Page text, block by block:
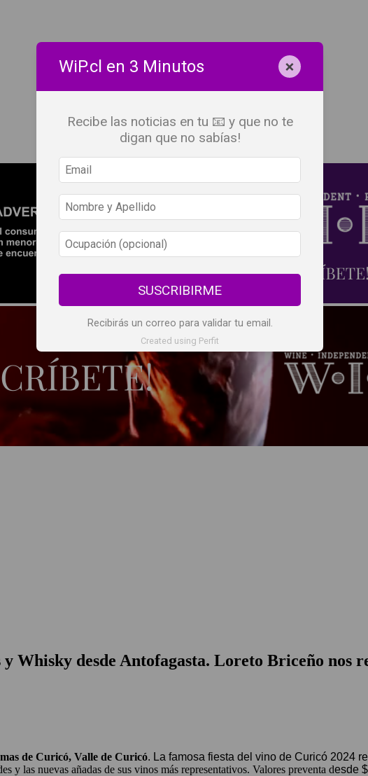
y Whisky desde Antofagasta. Loreto Briceño nos
de Curicó, Valle de Curicó. La famosa fiesta del vino de Curicó 2024
y las nuevas añadas de sus vinos más representativos. Valores preventa desde
WiP.cl en 3 Minutos ×
Recibe las noticias en tu 📧 y que no te
digan que no sabías!
SUSCRIBIRME
Recibirás un correo para validar tu email.
Created using Perfit